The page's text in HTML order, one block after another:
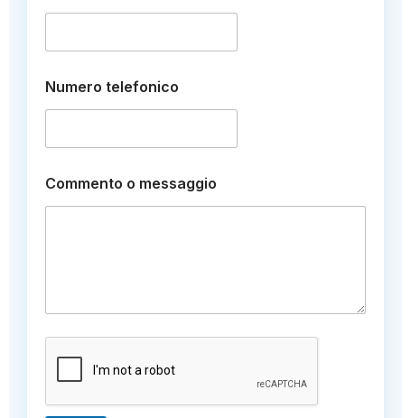
Numero telefonico
o
*
Commento o messaggio